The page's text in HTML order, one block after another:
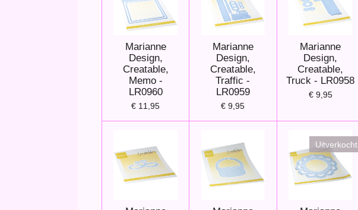
Marianne
Design,
Creatable,
Memo -
LR0960
€ 11,95
Marianne
Design,
Creatable,
Traffic -
LR0959
€ 9,95
Marianne
Design,
Creatable,
Truck - LR0958
€ 9,95
Uitverkocht